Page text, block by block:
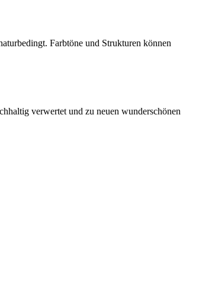
Farbtöne und Strukturen können
verwertet und zu neuen wunderschönen